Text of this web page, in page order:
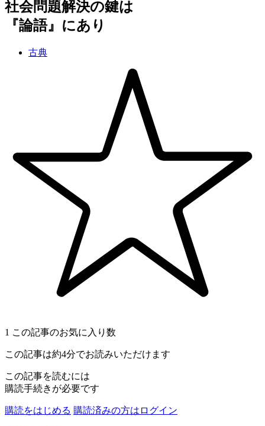
社会問題解決の鍵は
『論語』にあり
古典
1 この記事のお気に入り数
この記事は約4分でお読みいただけます
この記事を読むには
購読手続きが必要です
購読をはじめる 購読済みの方はログイン